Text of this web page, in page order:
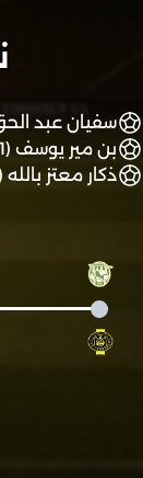
سفيان عبد الحق
بن مير يوسف (31')
ذكار معتز بالله